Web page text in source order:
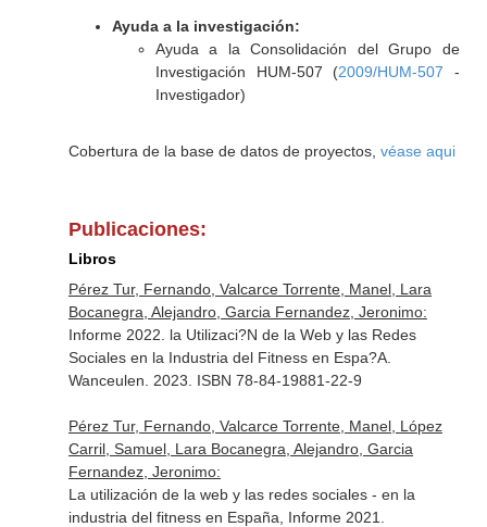
Ayuda a la investigación:
Ayuda a la Consolidación del Grupo de
Investigación HUM-507 (2009/HUM-507 -
Investigador)
Cobertura de la base de datos de proyectos, véase aqui
Publicaciones:
Libros
Pérez Tur, Fernando, Valcarce Torrente, Manel, Lara
Bocanegra, Alejandro, Garcia Fernandez, Jeronimo:
Informe 2022. la Utilizaci?N de la Web y las Redes
Sociales en la Industria del Fitness en Espa?A.
Wanceulen. 2023. ISBN 78-84-19881-22-9
Pérez Tur, Fernando, Valcarce Torrente, Manel, López
Carril, Samuel, Lara Bocanegra, Alejandro, Garcia
Fernandez, Jeronimo:
La utilización de la web y las redes sociales - en la
industria del fitness en España, Informe 2021.